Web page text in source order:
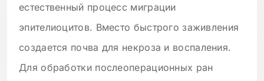
естественный процесс миграции
эпителиоцитов. Вместо быстрого заживления
создается почва для некроза и воспаления.
Для обработки послеоперационных ран